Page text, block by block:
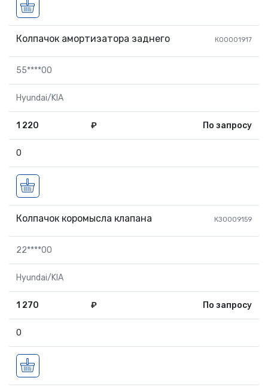
Колпачок амортизатора заднего КО0001917
55****00
Hyundai/KIA
1 220 ₽ По запросу
0
Колпачок коромысла клапана КЗ0009159
22****00
Hyundai/KIA
1 270 ₽ По запросу
0